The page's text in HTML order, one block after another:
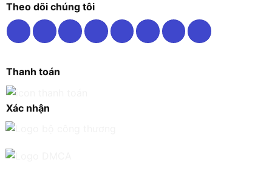
Theo dõi chúng tôi
Thanh toán
Xác nhận